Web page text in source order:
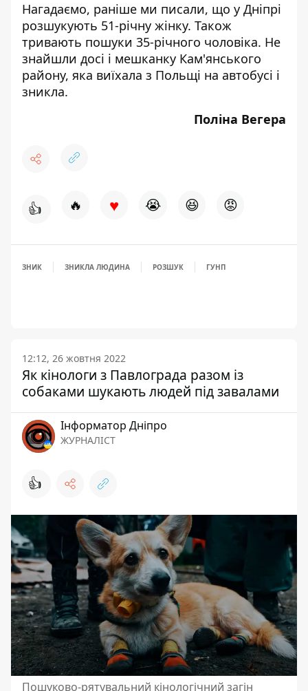
Нагадаємо, раніше ми писали, що у Дніпрі
розшукують 51-річну жінку. Також
тривають пошуки 35-річного чоловіка. Не
знайшли досі і мешканку Кам'янського
району, яка виїхала з Польщі на автобусі і
зникла.
Поліна Вегера
👍 🔥 ♥ 😭 😆 😡
ЗНИК ЗНИКЛА ЛЮДИНА РОЗШУК ГУНП
12:12, 26 жовтня 2022
Як кінологи з Павлограда разом із
собаками шукають людей під завалами
Інформатор Дніпро
ЖУРНАЛІСТ
👍
Пошуково-рятувальний кінологічний загін